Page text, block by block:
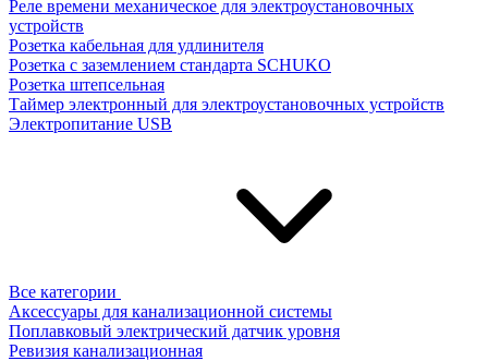
Реле времени механическое для электроустановочных
устройств
Розетка кабельная для удлинителя
Розетка с заземлением стандарта SCHUKO
Розетка штепсельная
Таймер электронный для электроустановочных устройств
Электропитание USB
Все категории
Аксессуары для канализационной системы
Поплавковый электрический датчик уровня
Ревизия канализационная